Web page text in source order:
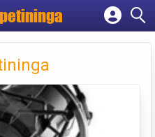
empresa
conta